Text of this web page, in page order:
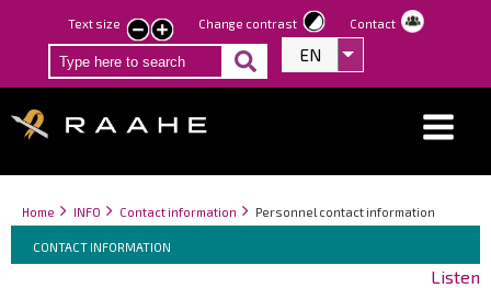
Skip
to
main
Text size
smaller
text
larger
text
Change contrast Contact
EN List additional
Breadcrumbs
You
here:
Home INFO Contact information Personnel contact information
Breadcrumbs
You
are
CONTACT INFORMATION
Listen